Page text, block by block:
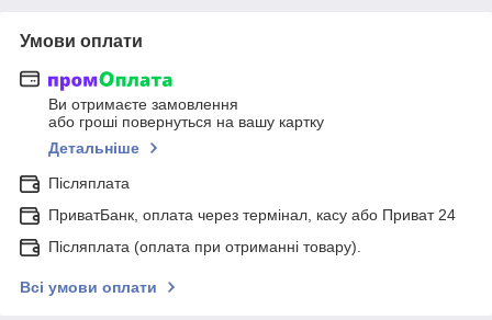
Умови оплати
Ви отримаєте замовлення
або гроші повернуться на вашу картку
Детальніше
Післяплата
ПриватБанк, оплата через термінал, касу або Приват 24
Післяплата (оплата при отриманні товару).
Всі умови оплати